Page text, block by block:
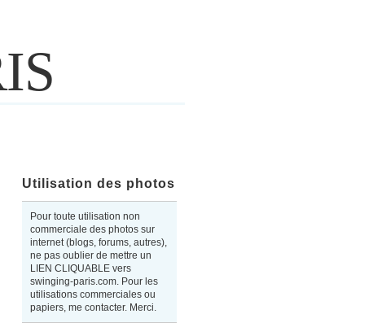
Utilisation des photos
Pour toute utilisation non
commerciale des photos sur
internet (blogs, forums, autres),
ne pas oublier de mettre un
LIEN CLIQUABLE vers
swinging-paris.com. Pour les
utilisations commerciales ou
papiers, me contacter. Merci.